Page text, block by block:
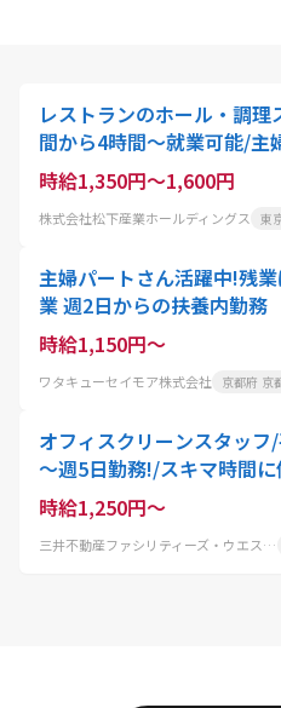
レストランのホール・調
間から4時間〜就業可能/主
土日休み
時給1,350円～1,600円
株式会社松下産業ホールディングス 東
主婦パートさん活躍中!残
業 週2日からの扶養内勤務
時給1,150円～
ワタキューセイモア株式会社 京都府 京
オフィスクリーンスタッ
～週5日勤務!/スキマ時間
活躍中
時給1,250円～
三井不動産ファシリティーズ・ウエスト株式会社